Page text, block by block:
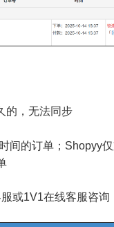
的，无法同步
的订单；Shopyy
或1V1在线客服咨